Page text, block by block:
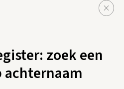
zoek een
achternaam